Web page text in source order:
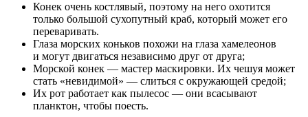
Конек очень костлявый, поэтому на него охотится
только большой сухопутный краб, который может его
переваривать.
Глаза морских коньков похожи на глаза хамелеонов
и могут двигаться независимо друг от друга;
Морской конек — мастер маскировки. Их чешуя может
стать «невидимой» — слиться с окружающей средой;
Их рот работает как пылесос — они всасывают
планктон, чтобы поесть.